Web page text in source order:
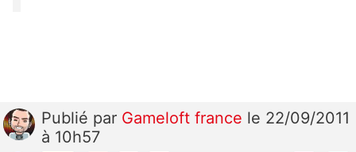
Publié par Gameloft france le 22/09/2011
à 10h57